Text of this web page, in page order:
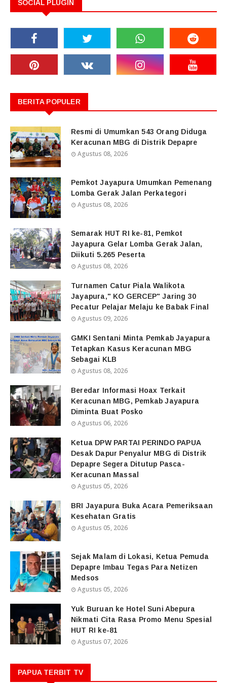
SOCIAL PLUGIN
BERITA POPULER
Resmi di Umumkan 543 Orang Diduga
Keracunan MBG di Distrik Depapre
Agustus 08, 2026
Pemkot Jayapura Umumkan Pemenang
Lomba Gerak Jalan Perkategori
Agustus 08, 2026
Semarak HUT RI ke-81, Pemkot
Jayapura Gelar Lomba Gerak Jalan,
Diikuti 5.265 Peserta
Agustus 08, 2026
Turnamen Catur Piala Walikota
Jayapura," KO GERCEP" Jaring 30
Pecatur Pelajar Melaju ke Babak Final
Agustus 09, 2026
GMKI Sentani Minta Pemkab Jayapura
Tetapkan Kasus Keracunan MBG
Sebagai KLB
Agustus 08, 2026
Beredar Informasi Hoax Terkait
Keracunan MBG, Pemkab Jayapura
Diminta Buat Posko
Agustus 06, 2026
Ketua DPW PARTAI PERINDO PAPUA
Desak Dapur Penyalur MBG di Distrik
Depapre Segera Ditutup Pasca-
Keracunan Massal
Agustus 05, 2026
BRI Jayapura Buka Acara Pemeriksaan
Kesehatan Gratis
Agustus 05, 2026
Sejak Malam di Lokasi, Ketua Pemuda
Depapre Imbau Tegas Para Netizen
Medsos
Agustus 05, 2026
Yuk Buruan ke Hotel Suni Abepura
Nikmati Cita Rasa Promo Menu Spesial
HUT RI ke-81
Agustus 07, 2026
PAPUA TERBIT TV